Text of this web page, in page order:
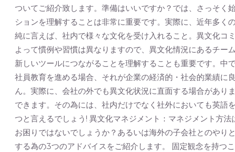
ついてご紹介致します。準備はいいですか？では、さっそく
ションを理解することは非常に重要です。実際に、近年多
純に言えば、社内で様々な文化を受け入れること。異文化コ
よって慣例や習慣は異なりますので、異文化情況にあるチ
新しいツールにつながることを理解することも重要です。中
社員教育を進める場合、それが企業の経済的・社会的業績に
ん。実際に、会社の外でも異文化状況に直面する場合があ
できます。その為には、社内だけでなく社外においても英語
つと言えるでしょう! 異文化マネジメント：マネジメント方
お困りではないでしょうか？あるいは海外の子会社とのや
する為の3つのアドバイスをご紹介します。 固定観念を持つ